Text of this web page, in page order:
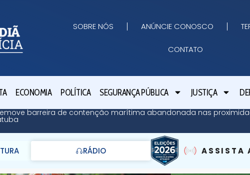
SOBRE NÓS ANÚNCIE CONOSCO
CONTATO
ECONOMIA POLÍTICA SEGURANÇA PÚBLICA JUSTIÇA
barreira de contenção marítima abandonada nas
RÁDIO ASSISTA